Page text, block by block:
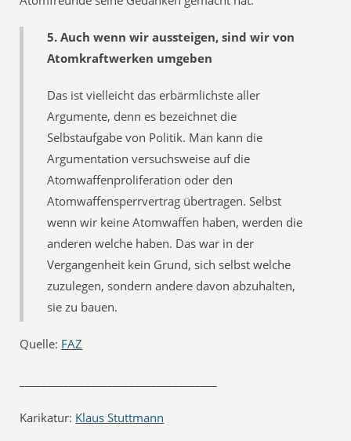
5. Auch wenn wir aussteigen, sind wir von
Atomkraftwerken umgeben
Das ist vielleicht das erbärmlichste aller
Argumente, denn es bezeichnet die
Selbstaufgabe von Politik. Man kann die
Argumentation versuchsweise auf die
Atomwaffenproliferation oder den
Atomwaffensperrvertrag übertragen. Selbst
wenn wir keine Atomwaffen haben, werden die
anderen welche haben. Das war in der
Vergangenheit kein Grund, sich selbst welche
zuzulegen, sondern andere davon abzuhalten,
sie zu bauen.
Quelle: FAZ
Karikatur: Klaus Stuttmann